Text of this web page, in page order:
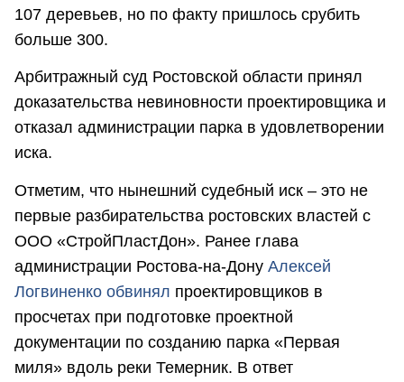
107 деревьев, но по факту пришлось срубить
больше 300.
Арбитражный суд Ростовской области принял
доказательства невиновности проектировщика и
отказал администрации парка в удовлетворении
иска.
Отметим, что нынешний судебный иск – это не
первые разбирательства ростовских властей с
ООО «СтройПластДон». Ранее глава
администрации Ростова-на-Дону Алексей
Логвиненко обвинял проектировщиков в
просчетах при подготовке проектной
документации по созданию парка «Первая
миля» вдоль реки Темерник. В ответ